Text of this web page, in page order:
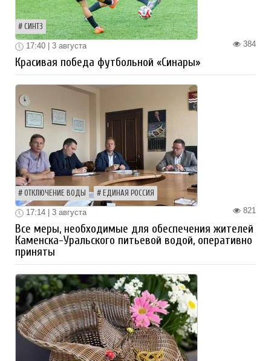
СИНТЗ
384
17:40 | 3 августа
Красивая победа футбольной «Синары»
ОТКЛЮЧЕНИЕ ВОДЫ ЕДИНАЯ РОССИЯ
821
17:14 | 3 августа
Все меры, необходимые для обеспечения жителей
Каменска-Уральского питьевой водой, оперативно
приняты